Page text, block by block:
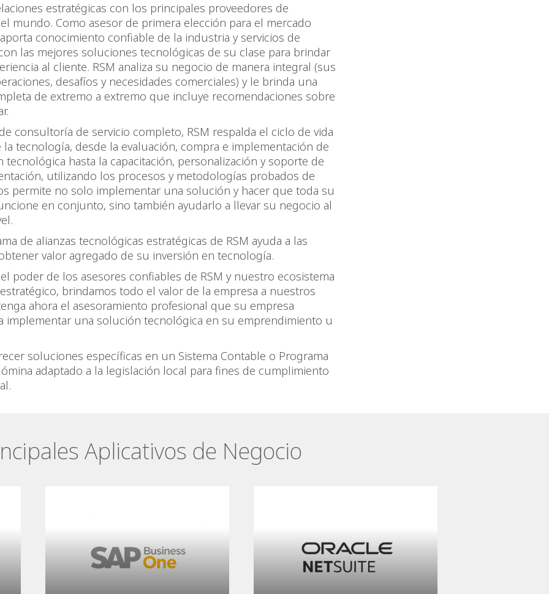
estratégicas con los principales proveedores de
mundo. Como asesor de primera elección para el mercado
conocimiento confiable de la industria y servicios de
las mejores soluciones tecnológicas de su clase para brindar
al cliente. RSM analiza su negocio de manera integral (sus
desafíos y necesidades comerciales) y le brinda una
de extremo a extremo que incluye recomendaciones sobre
consultoría de servicio completo, RSM respalda el ciclo de vida
tecnología, desde la evaluación, compra e implementación de
tecnológica hasta la capacitación, personalización y soporte de
utilizando los procesos y metodologías probados de
permite no solo implementar una solución y hacer que toda su
en conjunto, sino también ayudarlo a llevar su negocio al
de alianzas tecnológicas estratégicas de RSM ayuda a las
valor agregado de su inversión en tecnología.
poder de los asesores confiables de RSM y nuestro ecosistema
brindamos todo el valor de la empresa a nuestros
ahora el asesoramiento profesional que su empresa
implementar una solución tecnológica en su emprendimiento u
soluciones específicas en un Sistema Contable o Programa
adaptado a la legislación local para fines de cumplimiento
Aplicativos de Negocio